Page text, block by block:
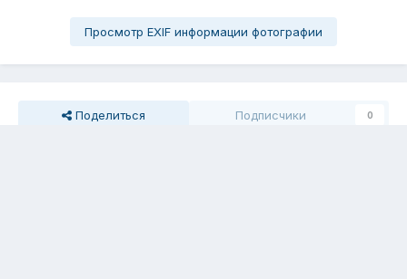
Просмотр EXIF информации фотографии
Поделиться Подписчики 0